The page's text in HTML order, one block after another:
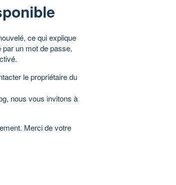
ce qui explique
un mot de passe,
le propriétaire du
nous vous invitons à
Merci de votre